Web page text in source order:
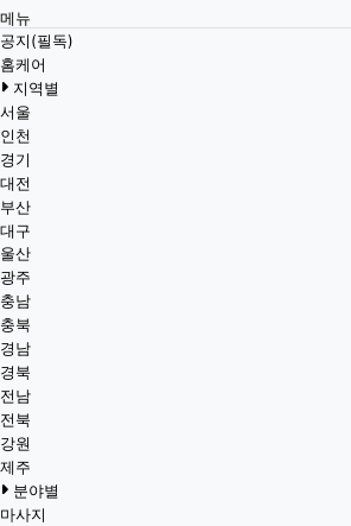
메뉴
공지(필독)
홈케어
지역별
서울
인천
경기
대전
부산
대구
울산
광주
충남
충북
경남
경북
전남
전북
강원
제주
분야별
마사지